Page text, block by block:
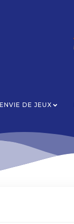
DE JEUX